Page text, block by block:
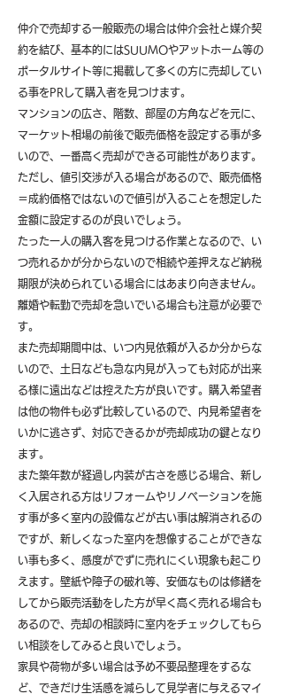
仲介で売却する一般販売の場合は仲介会社と媒介契
約を結び、基本的にはSUUMOやアットホーム等の
ポータルサイト等に掲載して多くの方に売却してい
る事をPRして購入者を見つけます。
マンションの広さ、階数、部屋の方角などを元に、
マーケット相場の前後で販売価格を設定する事が多
いので、一番高く売却ができる可能性があります。
ただし、値引交渉が入る場合があるので、販売価格
＝成約価格ではないので値引が入ることを想定した
金額に設定するのが良いでしょう。
たった一人の購入客を見つける作業となるので、い
つ売れるかが分からないので相続や差押えなど納税
期限が決められている場合にはあまり向きません。
離婚や転勤で売却を急いでいる場合も注意が必要で
す。
また売却期間中は、いつ内見依頼が入るか分からな
いので、土日なども急な内見が入っても対応が出来
る様に遠出などは控えた方が良いです。購入希望者
は他の物件も必ず比較しているので、内見希望者を
いかに逃さず、対応できるかが売却成功の鍵となり
ます。
また築年数が経過し内装が古さを感じる場合、新し
く入居される方はリフォームやリノベーションを施
す事が多く室内の設備などが古い事は解消されるの
ですが、新しくなった室内を想像することができな
い事も多く、感度がでずに売れにくい現象も起こり
えます。壁紙や障子の破れ等、安価なものは修繕を
してから販売活動をした方が早く高く売れる場合も
あるので、売却の相談時に室内をチェックしてもら
い相談をしてみると良いでしょう。
​家具や荷物が多い場合は予め不要品整理をするな
ど、できだけ生活感を減らして見学者に与えるマイ